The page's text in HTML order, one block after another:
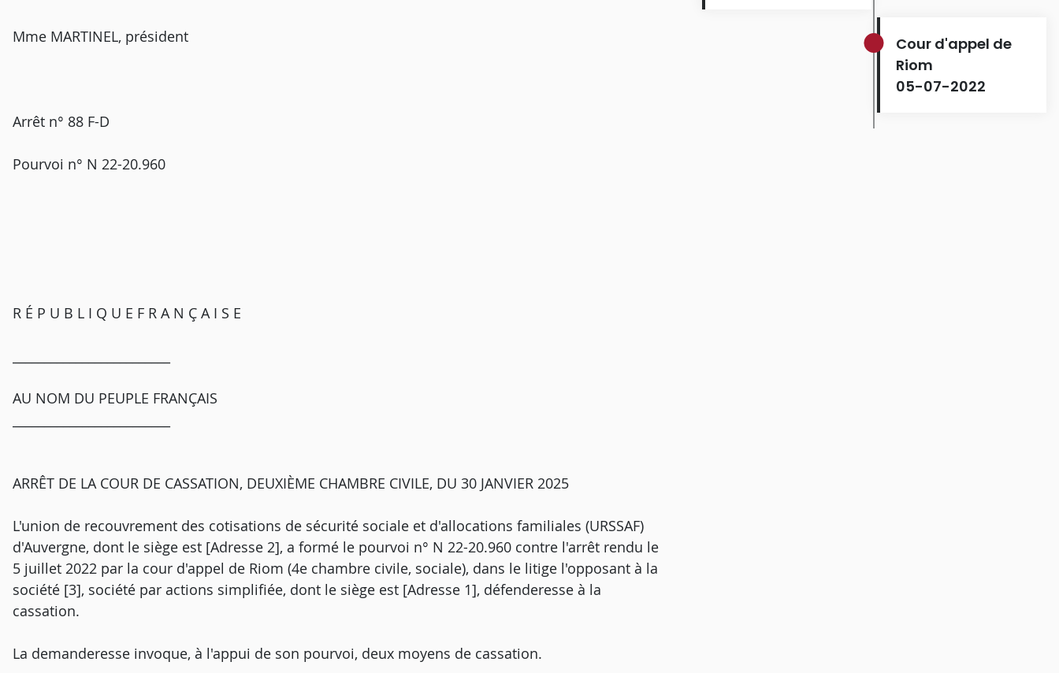
Mme MARTINEL, président
Arrêt n° 88 F-D
Pourvoi n° N 22-20.960
R É P U B L I Q U E F R A N Ç A I S E
AU NOM DU PEUPLE FRANÇAIS
ARRÊT DE LA COUR DE CASSATION, DEUXIÈME CHAMBRE CIVILE, DU 30 JANVIER 2025
L'union de recouvrement des cotisations de sécurité sociale et d'allocations familiales (URSSAF)
d'Auvergne, dont le siège est [Adresse 2], a formé le pourvoi n° N 22-20.960 contre l'arrêt rendu le
5 juillet 2022 par la cour d'appel de Riom (4e chambre civile, sociale), dans le litige l'opposant à la
société [3], société par actions simplifiée, dont le siège est [Adresse 1], défenderesse à la
cassation.
La demanderesse invoque, à l'appui de son pourvoi, deux moyens de cassation.
Cour d'appel de
Riom
05-07-2022